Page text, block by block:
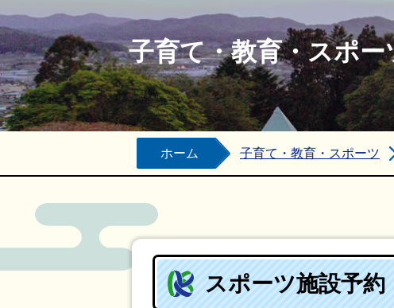
子育て・教育・スポー
ホーム 子育て・教育・スポーツ
スポーツ施設予約